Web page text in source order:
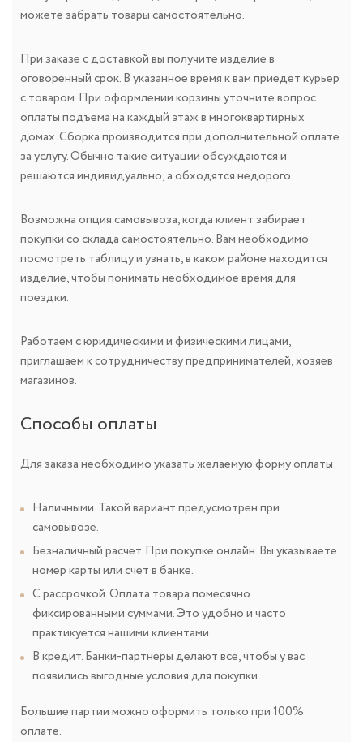
можете забрать товары самостоятельно.
При заказе с доставкой вы получите изделие в
оговоренный срок. В указанное время к вам приедет курьер
с товаром. При оформлении корзины уточните вопрос
оплаты подъема на каждый этаж в многоквартирных
домах. Сборка производится при дополнительной оплате
за услугу. Обычно такие ситуации обсуждаются и
решаются индивидуально, а обходятся недорого.
Возможна опция самовывоза, когда клиент забирает
покупки со склада самостоятельно. Вам необходимо
посмотреть таблицу и узнать, в каком районе находится
изделие, чтобы понимать необходимое время для
поездки.
Работаем с юридическими и физическими лицами,
приглашаем к сотрудничеству предпринимателей, хозяев
магазинов.
Способы оплаты
Для заказа необходимо указать желаемую форму оплаты:
Наличными. Такой вариант предусмотрен при
самовывозе.
Безналичный расчет. При покупке онлайн. Вы указываете
номер карты или счет в банке.
С рассрочкой. Оплата товара помесячно
фиксированными суммами. Это удобно и часто
практикуется нашими клиентами.
В кредит. Банки-партнеры делают все, чтобы у вас
появились выгодные условия для покупки.
Большие партии можно оформить только при 100%
оплате.